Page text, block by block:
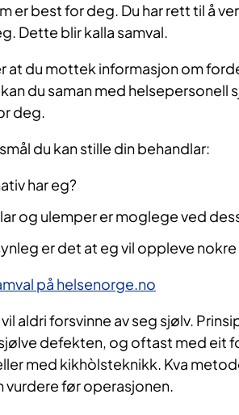
er best for deg. Du har rett til å
Dette blir kalla samval.
at du mottek informasjon om
du saman med helsepersonell
deg.
du kan stille din behandlar:
har eg?
og ulemper er moglege ved
er det at eg vil oppleve nokre
på helsenorge.no
aldri forsvinne av seg sjølv.
defekten, og oftast med eit
med kikhòlsteknikk. Kva
vurdere før operasjonen.